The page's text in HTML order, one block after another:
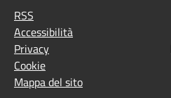
RSS
Accessibilità
Privacy
Cookie
Mappa del sito